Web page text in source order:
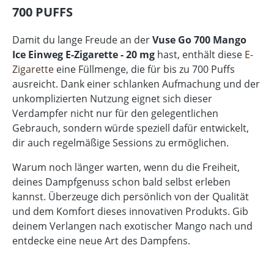
00 PUFFS
Damit du lange Freude an derVuse Go 700 Mango
Ice Einweg E-Zigarette - 20 mg hast, enthält diese E-
Zigarette eine Füllmenge, die für bis zu 700 Puffs
ausreicht. Dank einer schlanken Aufmachung und der
unkomplizierten Nutzung eignet sich dieser
Verdampfer nicht nur für den gelegentlichen
Gebrauch, sondern würde speziell dafür entwickelt,
dir auch regelmäßige Sessions zu ermöglichen.
Warum noch länger warten, wenn du die Freiheit,
deines Dampfgenuss schon bald selbst erleben
kannst. Überzeuge dich persönlich von der Qualität
und dem Komfort dieses innovativen Produkts. Gib
deinem Verlangen nach exotischer Mango nach und
entdecke eine neue Art des Dampfens.